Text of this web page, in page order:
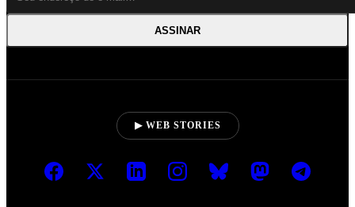
ASSINAR
▶ WEB STORIES